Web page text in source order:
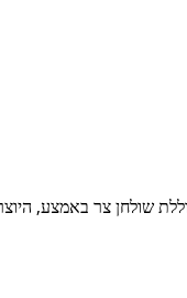
שולחן צר באמצע,